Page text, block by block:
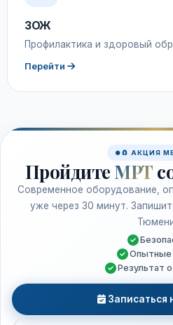
ЗОЖ
Профилактика и здоровый
Перейти
🧲 АКЦИЯ
Пройдите МРТ
Современное оборудование,
уже через 30 минут.
Опытные
Результат
Записаться